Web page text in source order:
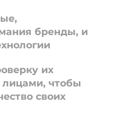
бренды, и
их
чтобы
своих